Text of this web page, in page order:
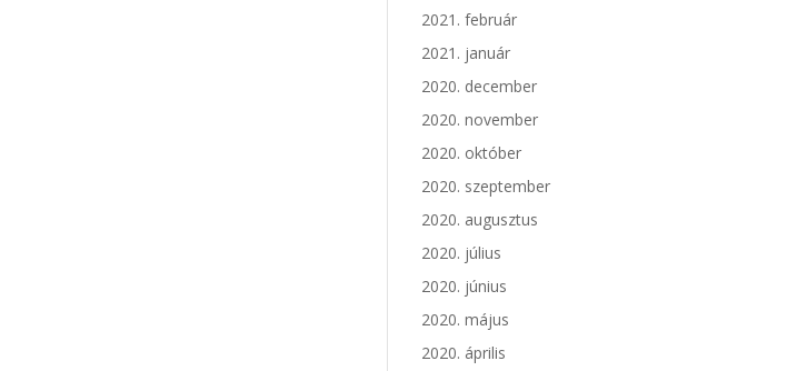
2021. február
2021. január
2020. december
2020. november
2020. október
2020. szeptember
2020. augusztus
2020. július
2020. június
2020. május
2020. április